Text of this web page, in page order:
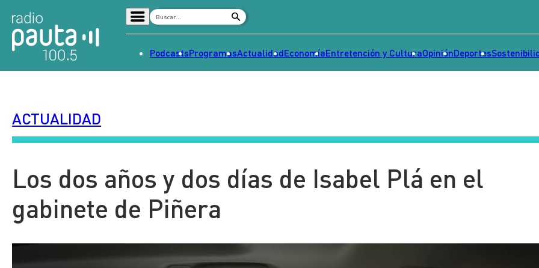
Señal 2
Dato en Pauta
Contenido Patrocinado
PodcastsProgramasActualidadEconomíaEntretención y CulturaOpiniónDeportes
ACTUALIDAD
Los dos años y dos días de Isabel Plá en el
gabinete de Piñera